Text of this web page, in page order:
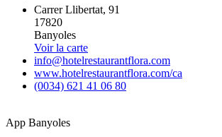
Carrer Llibertat, 91
17820
Banyoles
Voir la carte
info@hotelrestaurantflora.com
www.hotelrestaurantflora.com/ca
(0034) 621 41 06 80
App Banyoles